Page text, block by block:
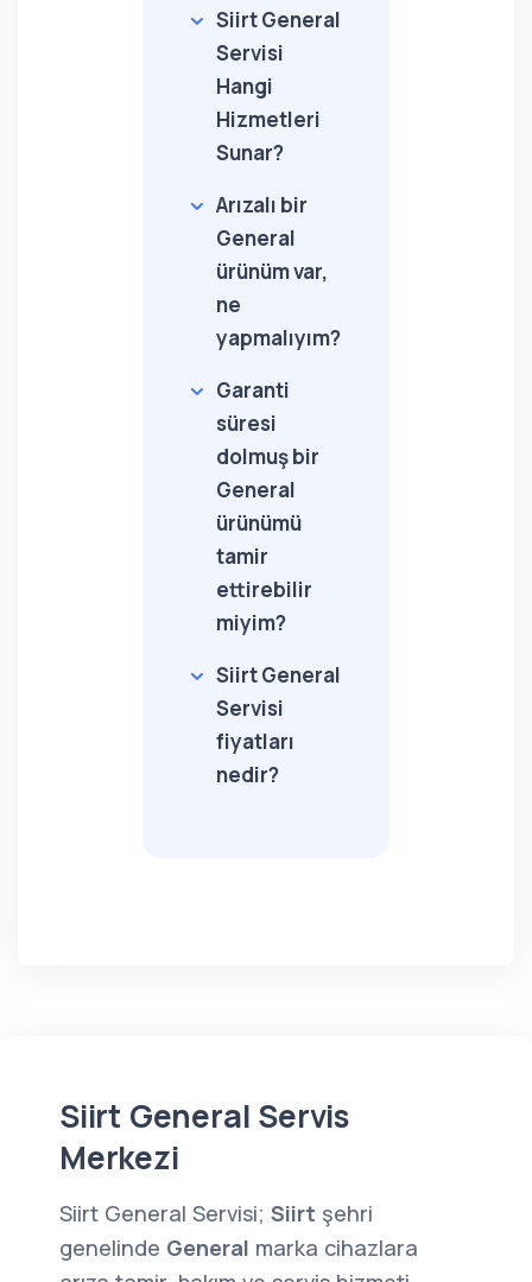
Siirt General
Servisi
Hangi
Hizmetleri
Sunar?
Arızalı bir
General
ürünüm var,
ne
yapmalıyım?
Garanti
süresi
dolmuş bir
General
ürünümü
tamir
ettirebilir
miyim?
Siirt General
Servisi
fiyatları
nedir?
Siirt General Servis
Merkezi
Siirt General Servisi; Siirt şehri
genelinde General marka cihazlara